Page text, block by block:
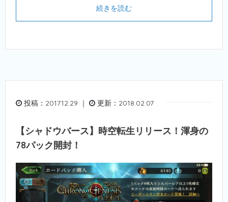
続きを読む
投稿：2017.12.29 ｜ 更新：2018.02.07
【シャドウバース】時空転生リリース！渾身の
78パック開封！